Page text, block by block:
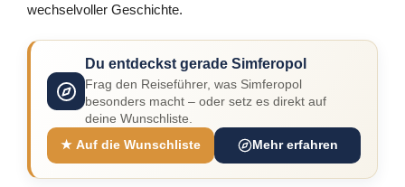
wechselvoller Geschichte.
Du entdeckst gerade Simferopol
Frag den Reiseführer, was Simferopol
besonders macht – oder setz es direkt auf
deine Wunschliste.
★ Auf die Wunschliste
Mehr erfahren